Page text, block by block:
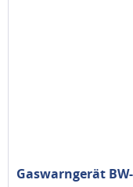
Gaswarngerät